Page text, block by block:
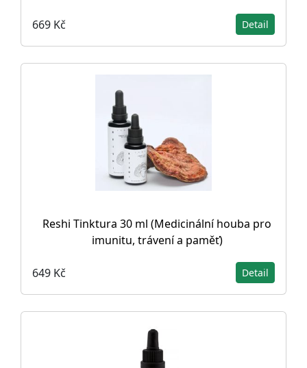
669 Kč Detail
Reshi Tinktura 30 ml (Medicinální houba pro
imunitu, trávení a paměť)
649 Kč Detail